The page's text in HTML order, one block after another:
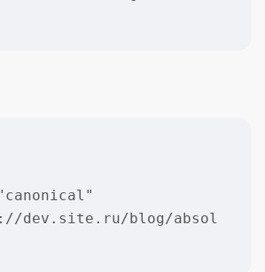
dev.site.ru/blog/absol